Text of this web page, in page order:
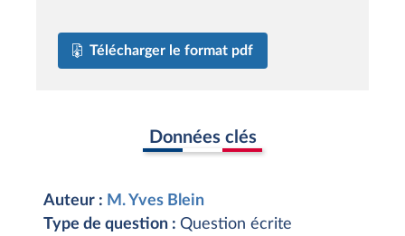
Télécharger le format pdf
Données clés
Auteur : M. Yves Blein
Type de question : Question écrite